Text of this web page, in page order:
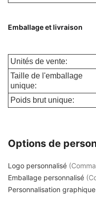
Emballage et livraison
Unités de vente:
Taille de l'emballage
unique:
Poids brut unique:
Options de
Logo personnalisé
Emballage personnalisé
Personnalisation graphique